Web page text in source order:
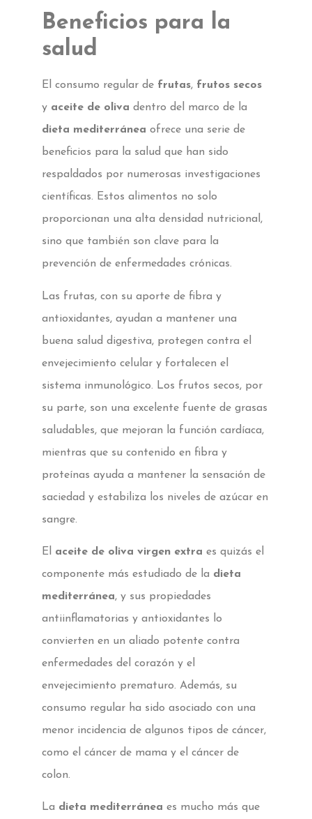
Beneficios para la
salud
El consumo regular de frutas, frutos secos
y aceite de oliva dentro del marco de la
dieta mediterránea ofrece una serie de
beneficios para la salud que han sido
respaldados por numerosas investigaciones
científicas. Estos alimentos no solo
proporcionan una alta densidad nutricional,
sino que también son clave para la
prevención de enfermedades crónicas.
Las frutas, con su aporte de fibra y
antioxidantes, ayudan a mantener una
buena salud digestiva, protegen contra el
envejecimiento celular y fortalecen el
sistema inmunológico. Los frutos secos, por
su parte, son una excelente fuente de grasas
saludables, que mejoran la función cardíaca,
mientras que su contenido en fibra y
proteínas ayuda a mantener la sensación de
saciedad y estabiliza los niveles de azúcar en
sangre.
El aceite de oliva virgen extra es quizás el
componente más estudiado de la dieta
mediterránea, y sus propiedades
antiinflamatorias y antioxidantes lo
convierten en un aliado potente contra
enfermedades del corazón y el
envejecimiento prematuro. Además, su
consumo regular ha sido asociado con una
menor incidencia de algunos tipos de cáncer,
como el cáncer de mama y el cáncer de
colon.
La dieta mediterránea es mucho más que